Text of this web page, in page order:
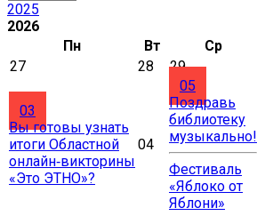
2025
2026
Пн
Вт Ср
27
28 29
03
Вы готовы узнать
итоги Областной
онлайн‑викторины
«Это ЭТНО»?
04
05
Поздравь
библиотеку
музыкально!
Фестиваль
«Яблоко от
Яблони»